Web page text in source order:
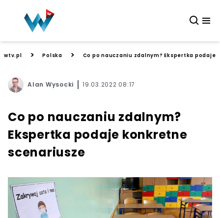
wtv.pl > Polska > Co po nauczaniu zdalnym? Ekspertka podaje
Alan Wysocki 19.03.2022 08:17
Co po nauczaniu zdalnym?
Ekspertka podaje konkretne
scenariusze